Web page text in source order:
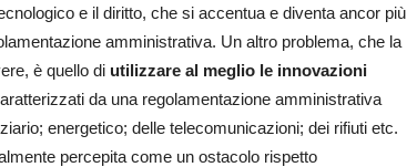
e il diritto, che si accentua e diventa ancor più
amministrativa. Un altro problema, che la
è quello di utilizzare al meglio le innovazioni
da una regolamentazione amministrativa
energetico; delle telecomunicazioni; dei rifiuti etc.
percepita come un ostacolo rispetto